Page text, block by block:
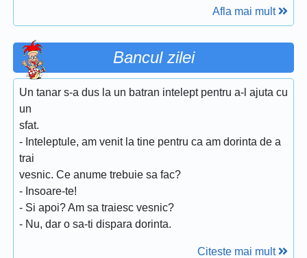
Afla mai mult
Bancul zilei
Un tanar s-a dus la un batran intelept pentru a-l ajuta cu
un
sfat.
- Inteleptule, am venit la tine pentru ca am dorinta de a
trai
vesnic. Ce anume trebuie sa fac?
- Insoare-te!
- Si apoi? Am sa traiesc vesnic?
- Nu, dar o sa-ti dispara dorinta.
Citeste mai mult